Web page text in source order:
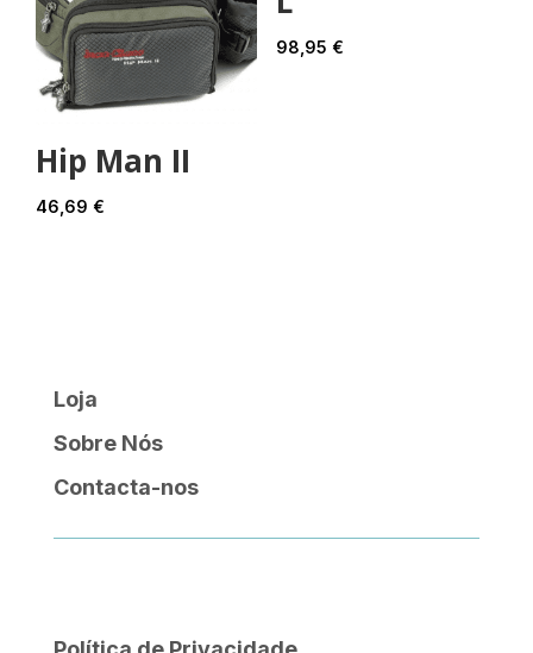
Hip Man II
46,69 €
98,95 €
Loja
Sobre Nós
Contacta-nos